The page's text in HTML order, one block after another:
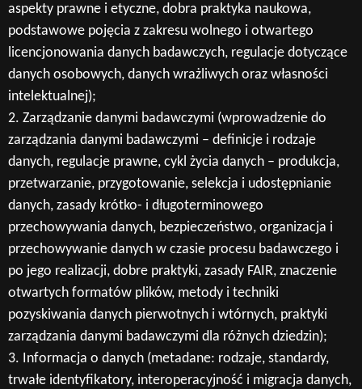
aspekty prawne i etyczne, dobra praktyka naukowa,
podstawowe pojęcia z zakresu wolnego i otwartego
licencjonowania danych badawczych, regulacje dotyczące
danych osobowych, danych wrażliwych oraz własności
intelektualnej);
2. Zarządzanie danymi badawczymi (wprowadzenie do
zarządzania danymi badawczymi – definicje i rodzaje
danych, regulacje prawne, cykl życia danych – produkcja,
przetwarzanie, przygotowanie, selekcja i udostępnianie
danych, zasady krótko- i długoterminowego
przechowywania danych, bezpieczeństwo, organizacja i
przechowywanie danych w czasie procesu badawczego i
po jego realizacji, dobre praktyki, zasady FAIR, znaczenie
otwartych formatów plików, metody i techniki
pozyskiwania danych pierwotnych i wtórnych, praktyki
zarządzania danymi badawczymi dla różnych dziedzin);
3. Informacja o danych (metadane: rodzaje, standardy,
trwałe identyfikatory, interoperacyjność i migracja danych,